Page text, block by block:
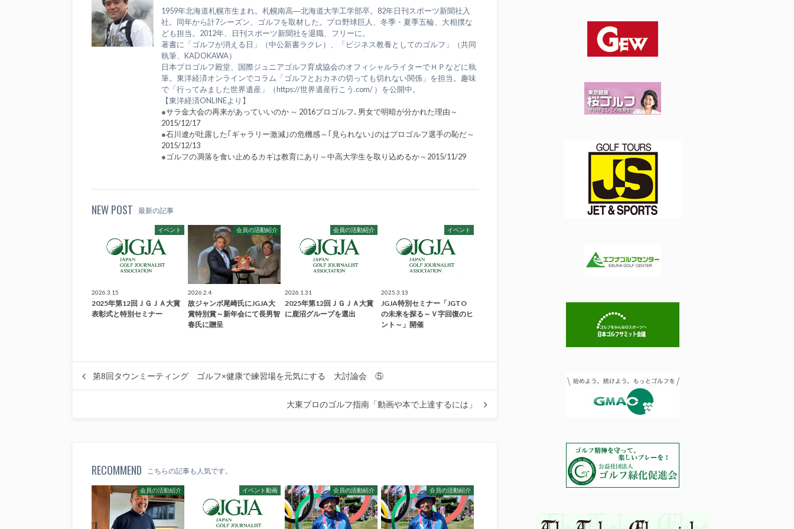
1959年北海道札幌市生まれ。札幌南高―北海道大学工学部卒。82年日刊スポーツ新聞社入
社。同年から計7シーズン、ゴルフを取材した。プロ野球巨人、冬季・夏季五輪、大相撲な
ども担当。2012年、日刊スポーツ新聞社を退職、フリーに。
著書に「ゴルフが消える日」（中公新書ラクレ）、「ビジネス教養としてのゴルフ」（共同
執筆、KADOKAWA）
日本プロゴルフ殿堂、国際ジュニアゴルフ育成協会のオフィシャルライターでＨＰなどに執
筆。東洋経済オンラインでコラム「ゴルフとおカネの切っても切れない関係」を担当。趣味
で「行ってみました世界遺産」（https://世界遺産行こう.com/ ）を公開中。
【東洋経済ONLINEより】
●サラ金大会の再来があっていいのか ～ 2016プロゴルフ､男女で明暗が分かれた理由～
2015/12/17
●石川遼が吐露した｢ギャラリー激減｣の危機感～｢見られない｣のはプロゴルフ選手の恥だ～
2015/12/13
●ゴルフの凋落を食い止めるカギは教育にあり～中高大学生を取り込めるか～2015/11/29
NEW POST 最新の記事
イベント
2026.3.15
2025年第12回ＪＧＪＡ大賞
表彰式と特別セミナー
会員の活動紹介
2026.2.4
故ジャンボ尾崎氏にJGJA大
賞特別賞～新年会にて長男智
春氏に贈呈
会員の活動紹介
2026.1.31
2025年第12回ＪＧＪＡ大賞
に鹿沼グループを選出
イベント
2025.3.13
JGJA特別セミナー「JGTO
の未来を探る～Ｖ字回復のヒ
ント～」開催
第8回タウンミーティング ゴルフ×健康で練習場を元気にする 大討論会 ⑤
大東プロのゴルフ指南「動画や本で上達するには」
RECOMMEND こちらの記事も人気です。
会員の活動紹介 イベント動画 会員の活動紹介 会員の活動紹介